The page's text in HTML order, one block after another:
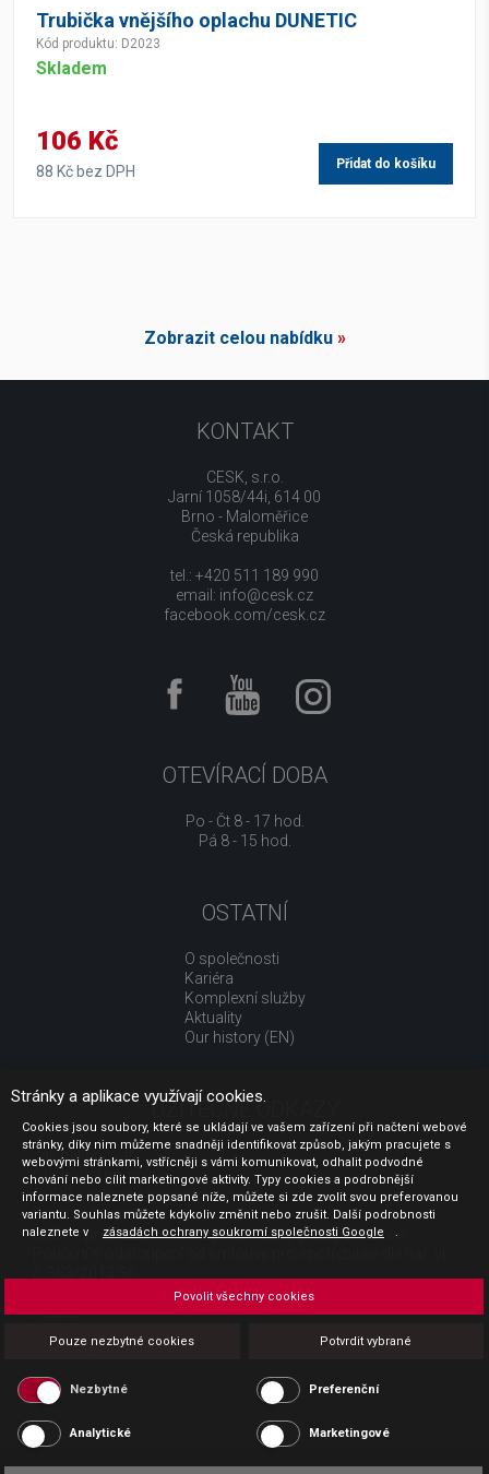
Trubička vnějšího oplachu DUNETIC
Kód produktu: D2023
Skladem
106 Kč
88 Kč bez DPH Přidat do košíku
Zobrazit celou nabídku»
KONTAKT
CESK, s.r.o.
Jarní 1058/44i, 614 00
Brno - Maloměřice
Česká republika
tel.: +420 511 189 990
email: info@cesk.cz
facebook.com/cesk.cz
OTEVÍRACÍ DOBA
Po - Čt 8 - 17 hod.
Pá 8 - 15 hod.
OSTATNÍ
O společnosti
Kariéra
Komplexní služby
Aktuality
Our history (EN)
UŽITEČNÉ ODKAZY
Jak nakupovat
Obchodní podmínky
GDPR - ochrana osobních údajů
Profil zadavatele
Sdělení před uzavřením kupní smlouvy pro spotřebitele
Platba
Povinná publicita
Stránky a aplikace využívají cookies.
Cookies jsou soubory, které se ukládají ve vašem zařízení při načtení webové
stránky, díky nim můžeme snadněji identifikovat způsob, jakým pracujete s
webovými stránkami, vstřícněji s vámi komunikovat, odhalit podvodné
chování nebo cílit marketingové aktivity. Typy cookies a podrobnější
informace naleznete popsané níže, můžete si zde zvolit svou preferovanou
variantu. Souhlas můžete kdykoliv změnit nebo zrušit. Další podrobnosti
naleznete v
zásadách ochrany soukromí společnosti Google .
Pouze nezbytné cookies Potvrdit vybrané
Povolit všechny cookies
Nezbytné Preferenční
Analytické Marketingové